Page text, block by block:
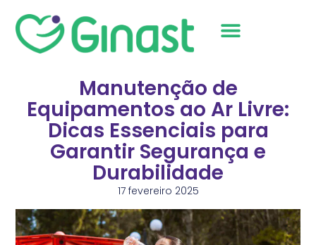
Manutenção de
Equipamentos ao Ar Livre:
Dicas Essenciais para
Garantir Segurança e
Durabilidade
17 fevereiro 2025